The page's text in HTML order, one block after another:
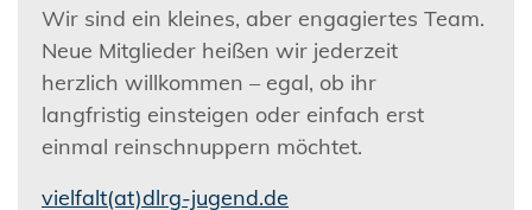
Wir sind ein kleines, aber engagiertes Team.
Neue Mitglieder heißen wir jederzeit
herzlich willkommen – egal, ob ihr
langfristig einsteigen oder einfach erst
einmal reinschnuppern möchtet.
vielfalt(at)dlrg-jugend.de